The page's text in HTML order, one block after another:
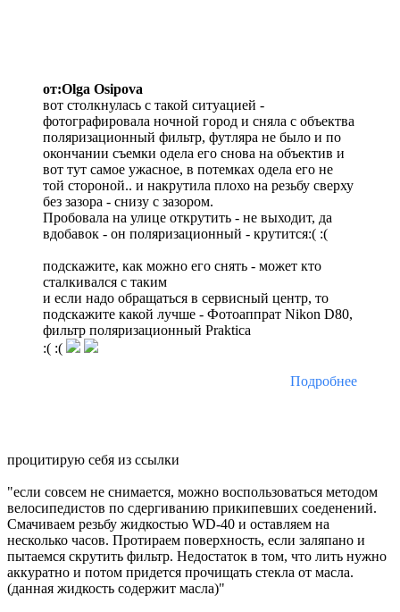
от:Olga Osipova
вот столкнулась с такой ситуацией -
фотографировала ночной город и сняла с объектва
поляризационный фильтр, футляра не было и по
окончании съемки одела его снова на объектив и
вот тут самое ужасное, в потемках одела его не
той стороной.. и накрутила плохо на резьбу сверху
без зазора - снизу с зазором.
Пробовала на улице открутить - не выходит, да
вдобавок - он поляризационный - крутится:( :(
подскажите, как можно его снять - может кто
сталкивался с таким
и если надо обращаться в сервисный центр, то
подскажите какой лучше - Фотоаппрат Nikon D80,
фильтр поляризационный Praktica
:( :(
Подробнее
процитирую себя из ссылки
"если совсем не снимается, можно воспользоваться методом
велосипедистов по сдергиванию прикипевших соеденений.
Смачиваем резьбу жидкостью WD-40 и оставляем на
несколько часов. Протираем поверхность, если заляпано и
пытаемся скрутить фильтр. Недостаток в том, что лить нужно
аккуратно и потом придется прочищать стекла от масла.
(данная жидкость содержит масла)"